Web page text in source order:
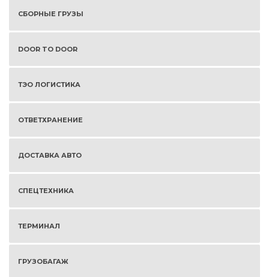
СБОРНЫЕ ГРУЗЫ
DOOR TO DOOR
ТЭО ЛОГИСТИКА
ОТВЕТХРАНЕНИЕ
ДОСТАВКА АВТО
СПЕЦТЕХНИКА
ТЕРМИНАЛ
ГРУЗОБАГАЖ